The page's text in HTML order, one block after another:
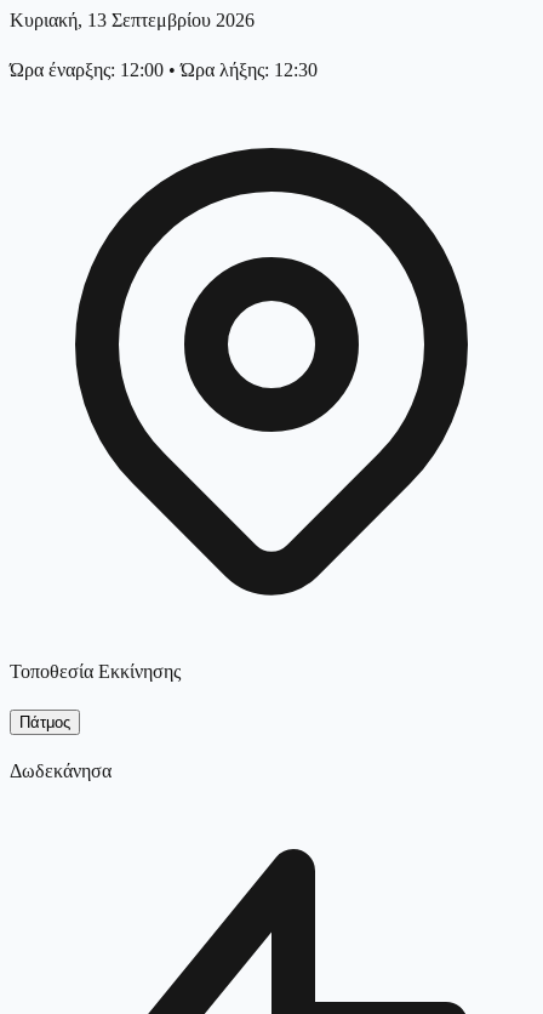
Κυριακή, 13 Σεπτεμβρίου 2026
Ώρα έναρξης: 12:00 •Ώρα λήξης: 12:30
Τοποθεσία Εκκίνησης
Πάτμος
Δωδεκάνησα